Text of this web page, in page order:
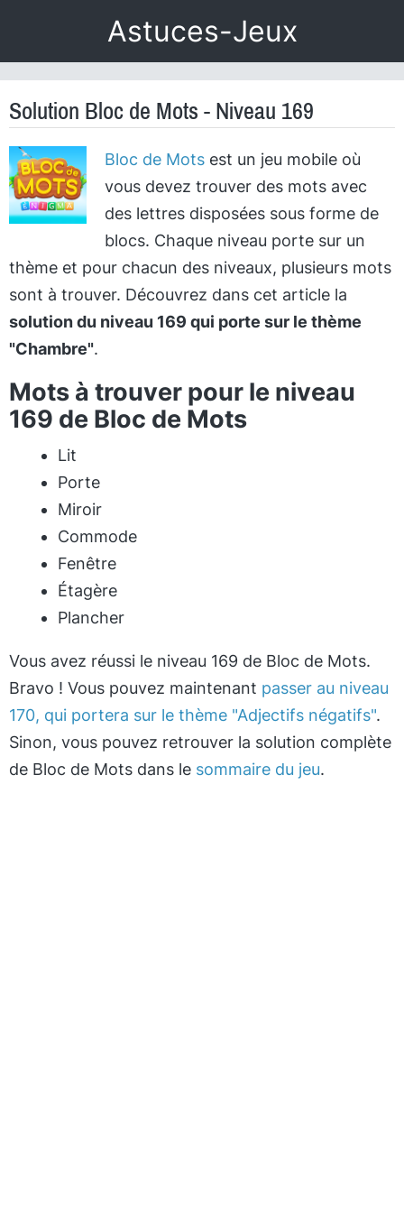
Astuces-Jeux
Solution Bloc de Mots - Niveau 169
Bloc de Motsest un jeu mobile où
vous devez trouver des mots avec
des lettres disposées sous forme de
blocs. Chaque niveau porte sur un
thème et pour chacun des niveaux, plusieurs mots
sont à trouver. Découvrez dans cet article la
solution du niveau 169 qui porte sur le thème
"Chambre".
Mots à trouver pour le niveau
169 de Bloc de Mots
Lit
Porte
Miroir
Commode
Fenêtre
Étagère
Plancher
Vous avez réussi le niveau 169 de Bloc de Mots.
Bravo ! Vous pouvez maintenant passer au niveau
170, qui portera sur le thème "Adjectifs négatifs".
Sinon, vous pouvez retrouver la solution complète
de Bloc de Mots dans le sommaire du jeu.